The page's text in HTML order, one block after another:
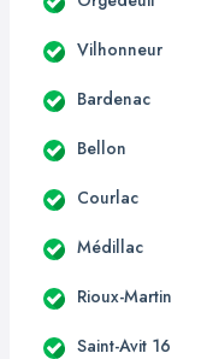
Vilhonneur
Bardenac
Bellon
Courlac
Médillac
Rioux-Martin
Saint-Avit 16